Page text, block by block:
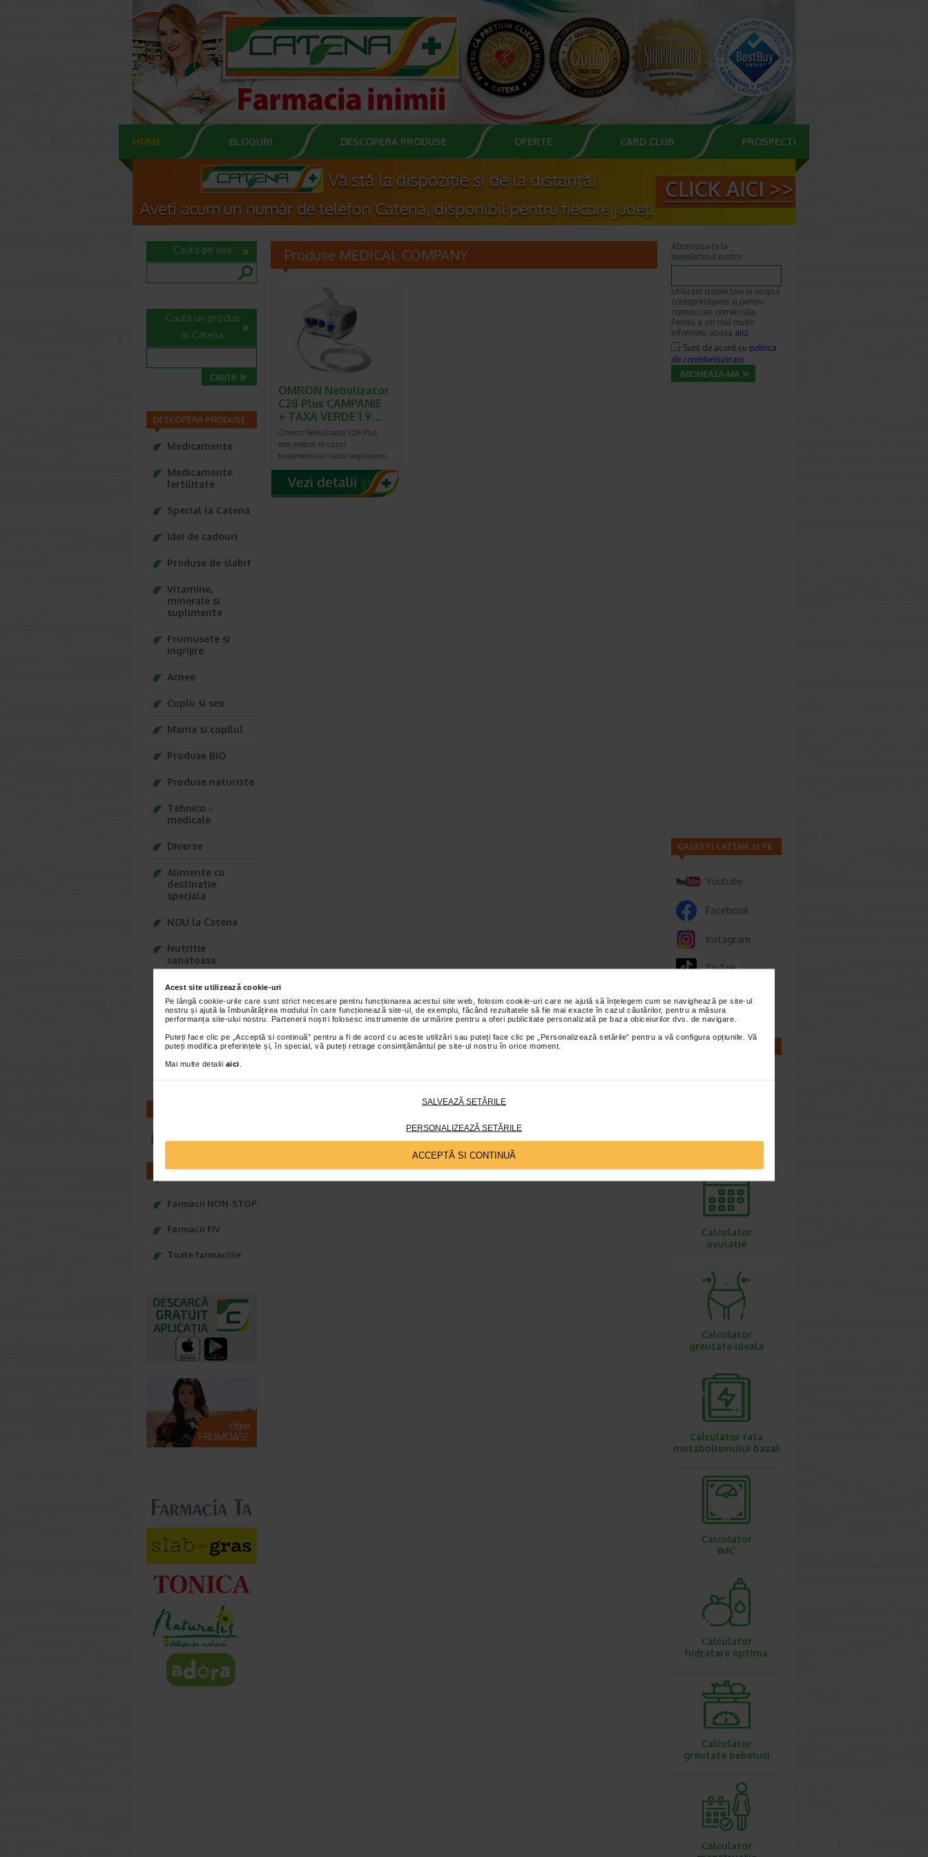
Acest site utilizează cookie-uri
Pe lângă cookie-urile care sunt strict necesare pentru funcționarea acestui site web, folosim cookie-uri care ne ajută să înțelegem cum se navighează pe site-ul
nostru și ajută la îmbunătățirea modului în care funcționează site-ul, de exemplu, făcând rezultatele să fie mai exacte în cazul căutărilor, pentru a măsura
performanța site-ului nostru. Partenerii noștri folosesc instrumente de urmărire pentru a oferi publicitate personalizată pe baza obiceiurilor dvs. de navigare.
Puteți face clic pe „Acceptă si continuă” pentru a fi de acord cu aceste utilizări sau puteți face clic pe „Personalizează setările” pentru a vă configura opțiunile. Vă
puteți modifica preferințele și, în special, vă puteți retrage consimțământul pe site-ul nostru în orice moment.
Mai multe detalii aici
SALVEAZĂ SETĂRILE
PERSONALIZEAZĂ SETĂRILE
ACCEPTĂ SI CONTINUĂ
HOME BLOGURI DESCOPERA PRODUSE OFERTE CARD CLUB PROSPECTE
Produse MEDICAL COMPANY
OMRON Nebulizator
C28 Plus CAMPANIE
+ TAXA VERDE 1.9…
Omron Nebulizator C28 Plus
este indicat in cazul
tratamentului cailor respiratorii…
Cauta pe site
Cauta un produs
in Catena
DESCOPERA PRODUSE
Medicamente
Medicamente
fertilitate
Special la Catena
Idei de cadouri
Produse de slabit
Vitamine,
minerale si
suplimente
Frumusete si
ingrijire
Acnee
Cuplu si sex
Mama si copilul
Produse BIO
Produse naturiste
Tehnico -
medicale
Diverse
Alimente cu
destinatie
speciala
NOU la Catena
Nutritie
sanatoasa
Ce Oftapic ti se
potriveste
Adora – Adorabili
din prima clipa
Seturi cadou
infoline@catena.ro
FARMACII
Farmacii NON-STOP
Farmacii FIV
Toate farmaciile
Aboneaza-te la
newsletterul nostru
Utilizam datele tale in scopul
corespondentei si pentru
comunicari comerciale.
Pentru a citi mai multe
informatii apasa aici.
Sunt de acord cu politica
de confidentialitate
GASESTI CATENA SI PE
Youtube
Facebook
Instagram
TikTok
Whatsapp
sarcina
Calculator
ovulatie
Calculator
greutate ideala
Calculator rata
metabolismului bazal
Calculator
IMC
Calculator
hidratare optima
Calculator
greutate bebelusi
Calculator